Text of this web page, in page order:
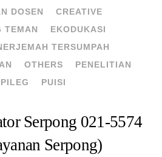
DOSEN
CREATIVE
TEMAN
EKODUKASI
TERSUMPAH
OTHERS
PENELITIAN
PILEG
PUISI
Serpong 021-5574
Serpong)